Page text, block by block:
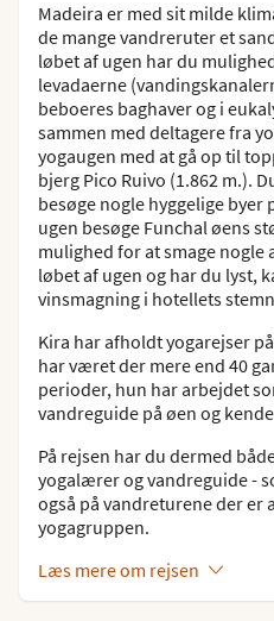
Madeira er med sit milde
de mange vandreruter et
løbet af ugen har du
levadaerne
beboeres baghaver og i
sammen med deltagere fra
yogaugen med at gå op til
bjerg Pico Ruivo (1.862 m.).
besøge nogle hyggelige byer
ugen besøge Funchal øens
mulighed for at smage nogle
løbet af ugen og har du lyst,
vinsmagning i hotellets
Kira har afholdt yogarejser
har været der mere end 40
perioder, hun har arbejdet
vandreguide på øen og
På rejsen har du dermed
yogalærer og vandreguide -
også på vandreturene der
yogagruppen.
Læs mere om rejsen